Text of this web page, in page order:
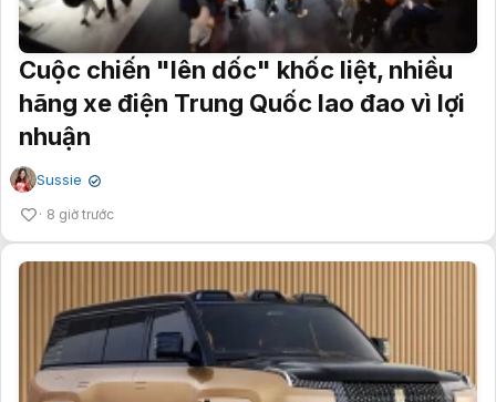
Cuộc chiến "lên dốc" khốc liệt, nhiều
hãng xe điện Trung Quốc lao đao vì lợi
nhuận
Sussie ✔
8 giờ trước